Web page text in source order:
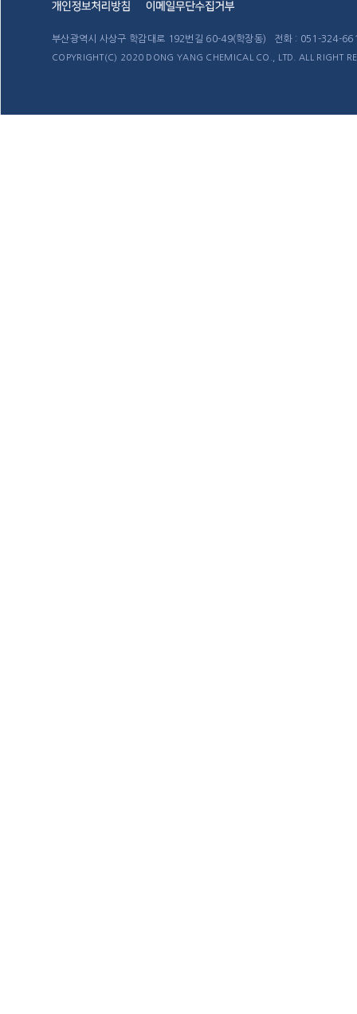
부산광역시 사상구 학감대로 192번길 60-49(학장동) 전화 : 051-
COPYRIGHT(C) 2020 DONG YANG CHEMICAL CO., LTD. ALL RIGHT